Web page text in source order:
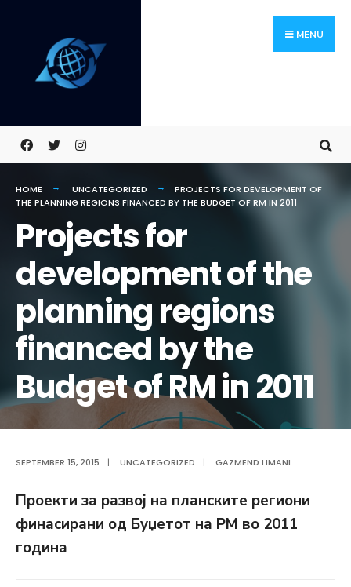
content
MENU
HOME UNCATEGORIZED
PROJECTS FOR DEVELOPMENT OF
THE PLANNING REGIONS FINANCED BY THE BUDGET OF RM IN 2011
Projects for
development of the
planning regions
financed by the
Budget of RM in 2011
SEPTEMBER 15, 2015 | UNCATEGORIZED | GAZMEND LIMANI
Проекти за развој на планските региони
финасирани од Буџетот на РМ во 2011
година